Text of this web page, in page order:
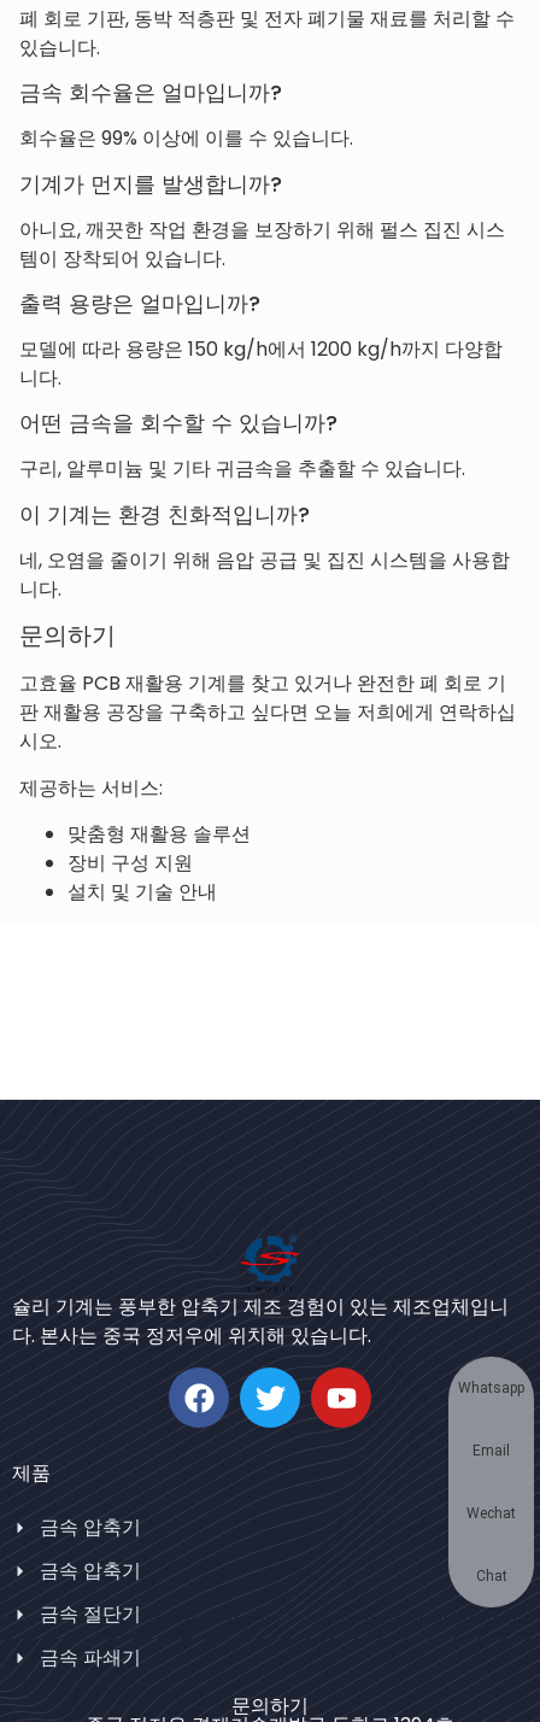
폐 회로 기판, 동박 적층판 및 전자 폐기물 재료를 처리할 수
있습니다.
금속 회수율은 얼마입니까?
회수율은 99% 이상에 이를 수 있습니다.
기계가 먼지를 발생합니까?
아니요, 깨끗한 작업 환경을 보장하기 위해 펄스 집진 시스
템이 장착되어 있습니다.
출력 용량은 얼마입니까?
모델에 따라 용량은 150 kg/h에서 1200 kg/h까지 다양합
니다.
어떤 금속을 회수할 수 있습니까?
구리, 알루미늄 및 기타 귀금속을 추출할 수 있습니다.
이 기계는 환경 친화적입니까?
네, 오염을 줄이기 위해 음압 공급 및 집진 시스템을 사용합
니다.
문의하기
고효율 PCB 재활용 기계를 찾고 있거나 완전한 폐 회로 기
판 재활용 공장을 구축하고 싶다면 오늘 저희에게 연락하십
시오.
제공하는 서비스:
맞춤형 재활용 솔루션
장비 구성 지원
설치 및 기술 안내
슐리 기계는 풍부한 압축기 제조 경험이 있는 제조업체입니
다. 본사는 중국 정저우에 위치해 있습니다.
제품
금속 압축기
금속 압축기
금속 절단기
금속 파쇄기
문의하기
Portuguese
Thai
Swahili
German
Japanese
Whatsapp
Email
Wechat
Chat